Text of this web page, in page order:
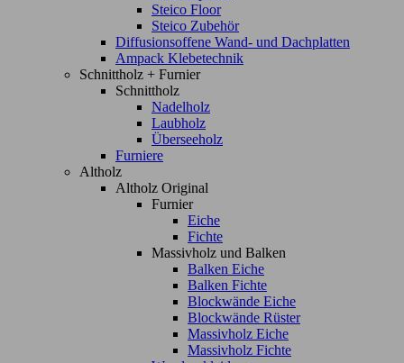
Steico Floor
Steico Zubehör
Diffusionsoffene Wand- und Dachplatten
Ampack Klebetechnik
Schnittholz + Furnier
Schnittholz
Nadelholz
Laubholz
Überseeholz
Furniere
Altholz
Altholz Original
Furnier
Eiche
Fichte
Massivholz und Balken
Balken Eiche
Balken Fichte
Blockwände Eiche
Blockwände Rüster
Massivholz Eiche
Massivholz Fichte